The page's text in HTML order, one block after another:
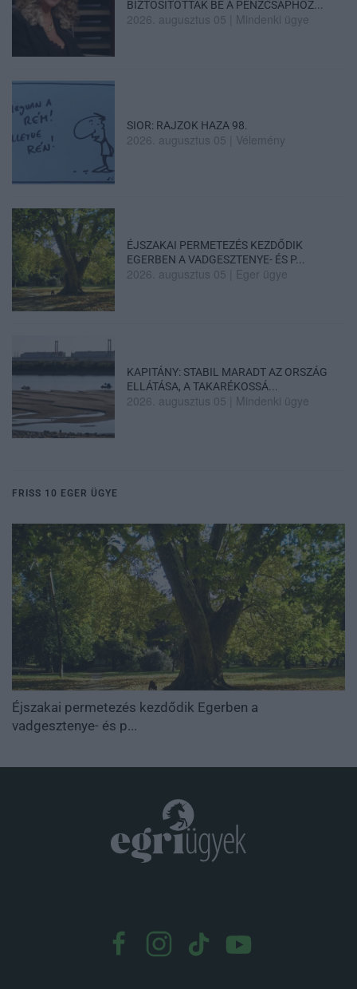
BIZTOSÍTOTTÁK BE A PÉNZCSAPHOZ...
2026. augusztus 05 Mindenki ügye
SIOR: RAJZOK HAZA 98.
2026. augusztus 05 Vélemény
ÉJSZAKAI PERMETEZÉS KEZDŐDIK
EGERBEN A VADGESZTENYE- ÉS P...
2026. augusztus 05 Eger ügye
KAPITÁNY: STABIL MARADT AZ ORSZÁG
ELLÁTÁSA, A TAKARÉKOSSÁ...
2026. augusztus 05 Mindenki ügye
FRISS 10 EGER ÜGYE
Éjszakai permetezés kezdődik Egerben a
vadgesztenye- és p...